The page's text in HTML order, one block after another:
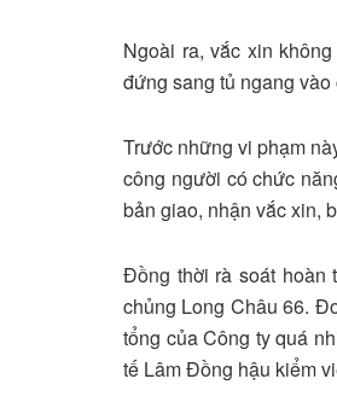
Ngoài ra, vắc xin
đứng sang tủ ngang
Trước những vi phạm
công người có chức
bản giao, nhận vắc xin,
Đồng thời rà soát hoàn
chủng Long Châu 66.
tổng của Công ty quá
tế Lâm Đồng hậu kiểm